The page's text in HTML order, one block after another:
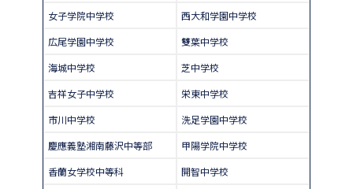
女子学院中学校
西大和学園中学校
広尾学園中学校
雙葉中学校
海城中学校
芝中学校
吉祥女子中学校
栄東中学校
市川中学校
洗足学園中学校
慶應義塾湘南藤沢中等部
甲陽学院中学校
香蘭女学校中等科
開智中学校